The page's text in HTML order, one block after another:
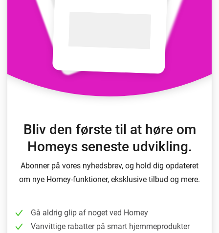
Bliv den første til at høre om
Homeys seneste udvikling.
Abonner på vores nyhedsbrev, og hold dig opdateret
om nye Homey-funktioner, eksklusive tilbud og mere.
Gå aldrig glip af noget ved Homey
Vanvittige rabatter på smart hjemmeprodukter